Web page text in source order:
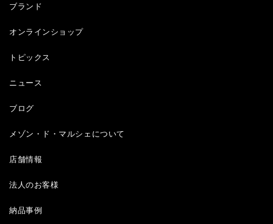
ブランド
オンラインショップ
トピックス
ニュース
ブログ
メゾン・ド・マルシェについて
店舗情報
法人のお客様
納品事例